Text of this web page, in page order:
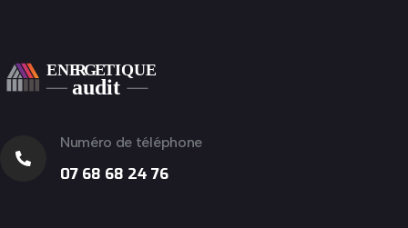
Numéro de téléphone
07 68 68 24 76